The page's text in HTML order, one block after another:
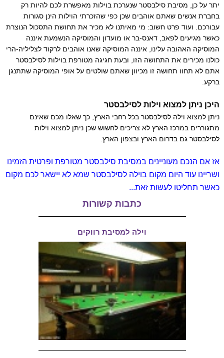
יתר על כן, מסיבת סילבסטר שנערכת בוילות מאפשרת לכם להיות רק
בחברת אנשים שאתם אוהבים שכן כפי שהזכרתי הוילות הינן סגורות
עבורכם. ועוד פרט חשוב: מי מאיתנו לא מכיר את תחושת התסכול הנוצרת
כאשר מגיעים לפאב, דאנס-בר או מועדון והמוסיקה הנשמעת איננה
המוסיקה האהובה עלינו, איננה המוסיקה שאנו אוהבים לרקוד לצליליה-הרי
כולנו מכירים את התחושה הזו, ובעת חגיגה מטורפת בוילות לסילבסטר
אתם לא תחוו תחושה זו מכיוון שאתם שולטים על אופי המוסיקה שתתנגן
ברקע.
היכן ניתן למצוא וילות לסילבסטר
ניתן למצוא וילה לסילבסטר בכל רחבי הארץ, כך שאלו מכם שאינם
מתגוררים במרכז הארץ לא צריכים לחשוש שכן ניתן למצוא וילות
לסילבסטר גם בדרום הארץ ובצפון הארץ.
אז אם הנכם מעוניינים במסיבת סילבסטר מטורפת ופרטית הזמינו
ושריינו עוד היום מקום בוילה לסילבסטר שמא לא יישאר לכם מקום
כאשר תחליטו לעשות זאת...
כתבות קשורות
וילה למסיבת רווקים